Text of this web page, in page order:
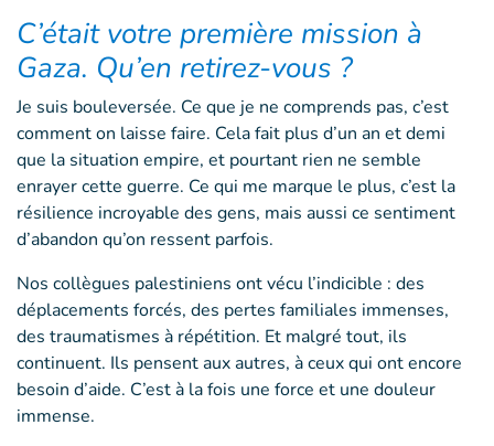
C’était votre première mission à
Gaza. Qu’en retirez-vous ?
Je suis bouleversée. Ce que je ne comprends pas, c’est
comment on laisse faire. Cela fait plus d’un an et demi
que la situation empire, et pourtant rien ne semble
enrayer cette guerre. Ce qui me marque le plus, c’est la
résilience incroyable des gens, mais aussi ce sentiment
d’abandon qu’on ressent parfois.
Nos collègues palestiniens ont vécu l’indicible : des
déplacements forcés, des pertes familiales immenses,
des traumatismes à répétition. Et malgré tout, ils
continuent. Ils pensent aux autres, à ceux qui ont encore
besoin d’aide. C’est à la fois une force et une douleur
immense.